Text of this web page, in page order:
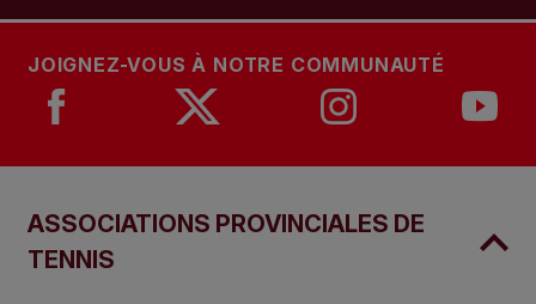
JOIGNEZ-VOUS À NOTRE COMMUNAUTÉ
ASSOCIATIONS PROVINCIALES DE
TENNIS